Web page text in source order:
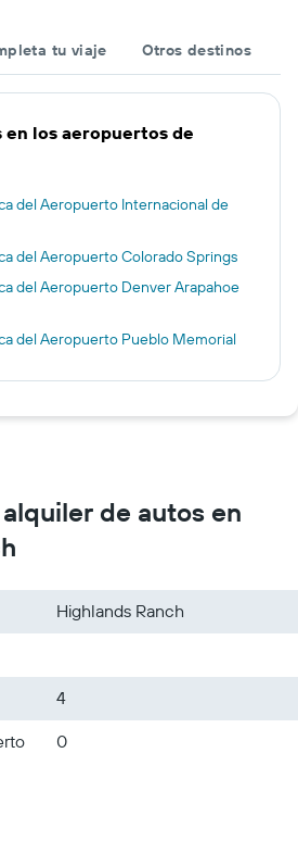
tu viaje Otros destinos
los aeropuertos de
del Aeropuerto Internacional de
del Aeropuerto Colorado Springs
del Aeropuerto Denver Arapahoe
del Aeropuerto Pueblo Memorial
de autos en
Highlands Ranch
4
0